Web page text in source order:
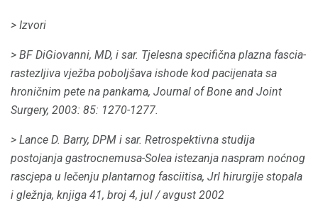
> Izvori
> BF DiGiovanni, MD, i sar. Tjelesna specifična plazna fascia-
rastezljiva vježba poboljšava ishode kod pacijenata sa
hroničnim pete na pankama, Journal of Bone and Joint
Surgery, 2003: 85: 1270-1277.
> Lance D. Barry, DPM i sar. Retrospektivna studija
postojanja gastrocnemusa-Solea istezanja naspram noćnog
rascjepa u lečenju plantarnog fasciitisa, Jrl hirurgije stopala
i gležnja, knjiga 41, broj 4, jul / avgust 2002